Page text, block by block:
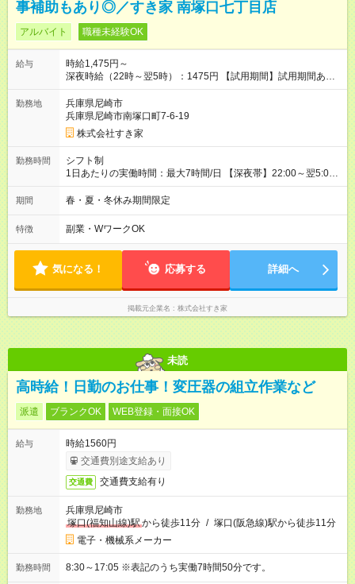
事補助もあり◎／すき家 南塚口七丁目店
アルバイト 職種未経験OK
給与
時給1,475円～
深夜時給（22時～翌5時）：1475円 【試用期間】試用期間あり
試用期間の長さ：1ヶ月 雇用形態、給与は本採用時と同じです。
試用期間の実態は30日（※条件変更なし）ですが、切り上げで
一ヶ月とさせていただきます。 研修制度あり：15時間(研修中も
同時給）
勤務地
兵庫県尼崎市
兵庫県尼崎市南塚口町7-6-19
株式会社すき家
勤務時間
シフト制
1日あたりの実働時間：最大7時間/日 【深夜帯】22:00～翌5:00
週2日～・1日2h～OK◎ ※22:00から翌5:00までは18歳以上の方
のみ勤務可能です（18歳未満の深夜業務禁止のため） ★深夜で
す。 必ず、2名以上での勤務を行いますので、安心して働けま
す。
期間 春・夏・冬休み期間限定
特徴 副業・WワークOK
気になる！ 応募する 詳細へ
掲載元企業名 株式会社すき家
未読
高時給！日勤のお仕事！変圧器の組立作業など
派遣 ブランクOK WEB登録・面接OK
給与
時給1560円
交通費別途支給あり
交通費 交通費支給有り
勤務地
兵庫県尼崎市
塚口(福知山線)駅から徒歩11分 / 塚口(阪急線)駅から徒歩11分
電子・機械系メーカー
勤務時間 8:30～17:05 ※表記のうち実働7時間50分です。